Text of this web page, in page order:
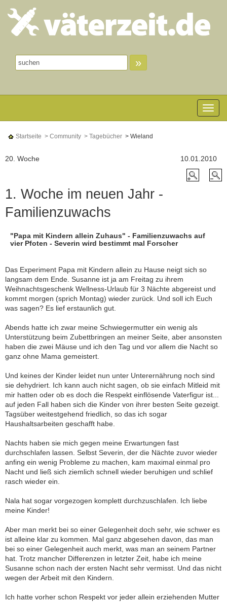
»
Toggle
Startseite > Community > Tagebücher > Wieland
10.01.2010
20. Woche
1. Woche im neuen Jahr -
Familienzuwachs
"Papa mit Kindern allein Zuhaus" - Familienzuwachs auf
vier Pfoten - Severin wird bestimmt mal Forscher
Das Experiment Papa mit Kindern allein zu Hause neigt sich so
langsam dem Ende. Susanne ist ja am Freitag zu ihrem
Weihnachtsgeschenk Wellness-Urlaub für 3 Nächte abgereist und
kommt morgen (sprich Montag) wieder zurück. Und soll ich Euch
was sagen? Es lief erstaunlich gut.
Abends hatte ich zwar meine Schwiegermutter ein wenig als
Unterstützung beim Zubettbringen an meiner Seite, aber ansonsten
haben die zwei Mäuse und ich den Tag und vor allem die Nacht so
ganz ohne Mama gemeistert.
Und keines der Kinder leidet nun unter Unterernährung noch sind
sie dehydriert. Ich kann auch nicht sagen, ob sie einfach Mitleid mit
mir hatten oder ob es doch die Respekt einflösende Vaterfigur ist...
auf jeden Fall haben sich die Kinder von ihrer besten Seite gezeigt.
Tagsüber weitestgehend friedlich, so das ich sogar
Haushaltsarbeiten geschafft habe.
Nachts haben sie mich gegen meine Erwartungen fast
durchschlafen lassen. Selbst Severin, der die Nächte zuvor wieder
anfing ein wenig Probleme zu machen, kam maximal einmal pro
Nacht und ließ sich ziemlich schnell wieder beruhigen und schlief
rasch wieder ein.
Nala hat sogar vorgezogen komplett durchzuschlafen. Ich liebe
meine Kinder!
Aber man merkt bei so einer Gelegenheit doch sehr, wie schwer es
ist alleine klar zu kommen. Mal ganz abgesehen davon, das man
bei so einer Gelegenheit auch merkt, was man an seinem Partner
hat. Trotz mancher Differenzen in letzter Zeit, habe ich meine
Susanne schon nach der ersten Nacht sehr vermisst. Und das nicht
wegen der Arbeit mit den Kindern.
Ich hatte vorher schon Respekt vor jeder allein erziehenden Mutter